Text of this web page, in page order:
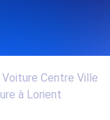
Centre Ville
à Lorient